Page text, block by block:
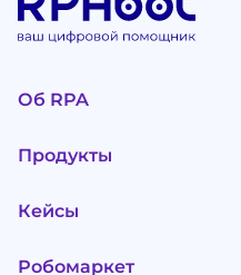
Об RPA
Продукты
Кейсы
Робомаркет